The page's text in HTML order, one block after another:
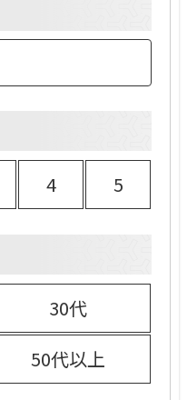
募しようかどうし
っ ておくと、向こ
気になれば「いい
マッチングが成立
用意してもらえる
。
を一覧で見ること
をもらったときに
ても楽でした。
ても、先方がこち
カウトメールが送
4 5
30代
50代以上